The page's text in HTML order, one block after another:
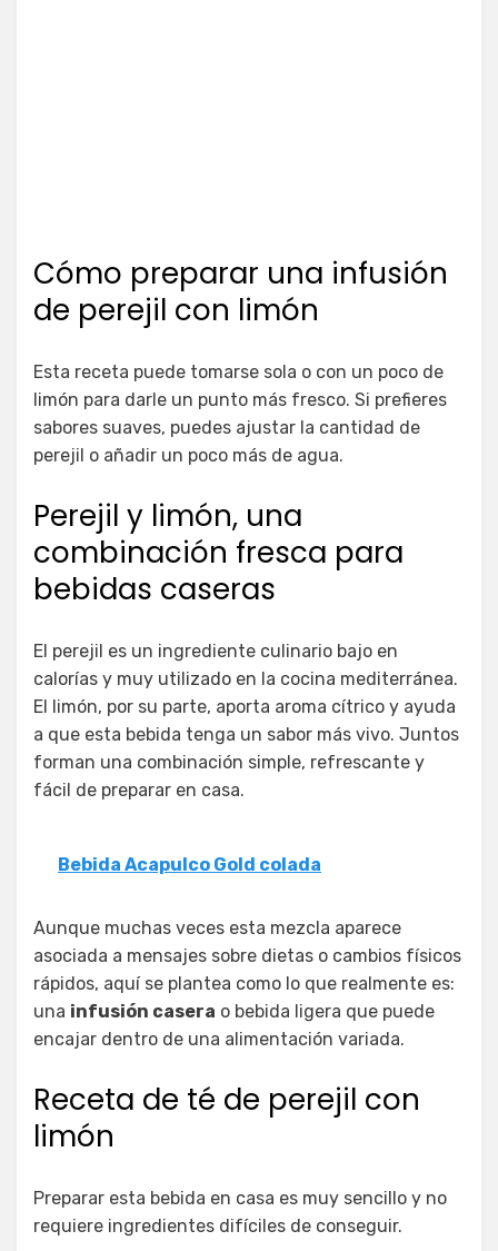
Cómo preparar una infusión
de perejil con limón
Esta receta puede tomarse sola o con un poco de
limón para darle un punto más fresco. Si prefieres
sabores suaves, puedes ajustar la cantidad de
perejil o añadir un poco más de agua.
Perejil y limón, una
combinación fresca para
bebidas caseras
El perejil es un ingrediente culinario bajo en
calorías y muy utilizado en la cocina mediterránea.
El limón, por su parte, aporta aroma cítrico y ayuda
a que esta bebida tenga un sabor más vivo. Juntos
forman una combinación simple, refrescante y
fácil de preparar en casa.
Bebida Acapulco Gold colada
Aunque muchas veces esta mezcla aparece
asociada a mensajes sobre dietas o cambios físicos
rápidos, aquí se plantea como lo que realmente es:
una infusión casera o bebida ligera que puede
encajar dentro de una alimentación variada.
Receta de té de perejil con
limón
Preparar esta bebida en casa es muy sencillo y no
requiere ingredientes difíciles de conseguir.